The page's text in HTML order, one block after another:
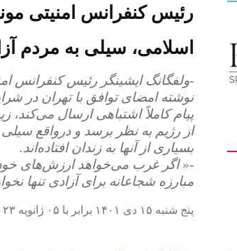
کیهان
لندن
رئیس کنفرانس امنیتی
اسلامی، سیلی به مردم
-ولفگانگ ایشینگر رئیس کنفرانس
نوشته امضای توافق با تهران در
پیام کاملاً اشتباهی ارسال
از رژیم به نظر برسد و درواقع
بسیاری از آنها به زندان افتاده‌اند.
-« اگر غرب می‌خواهد ارزش‌های خود
مبارزه شجاعانه برای آزادی تنها
پنج شنبه ۱۵ دی ۱۴۰۱ برابر با ۰۵ ژانویه ۲۰۲۳